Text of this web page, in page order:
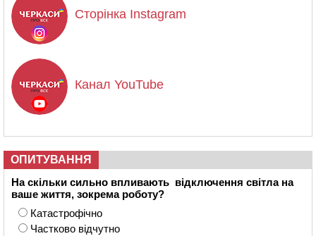
Сторінка Instagram
Канал YouTube
ОПИТУВАННЯ
На скільки сильно впливають відключення світла на
ваше життя, зокрема роботу?
Катастрофічно
Частково відчутно